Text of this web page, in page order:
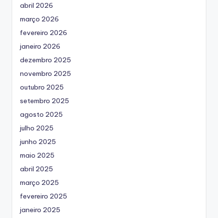
abril 2026
março 2026
fevereiro 2026
janeiro 2026
dezembro 2025
novembro 2025
outubro 2025
setembro 2025
agosto 2025
julho 2025
junho 2025
maio 2025
abril 2025
março 2025
fevereiro 2025
janeiro 2025